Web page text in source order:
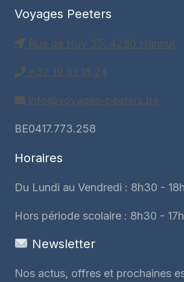
Voyages Peeters
Rue de Huy 35, 4280 Hannut
+32 19 51 16 24
info@voyages-peeters.be
BE0417.773.258
Horaires
Du Lundi au Vendredi : 8h30 - 18h
Hors période scolaire : 8h30 - 17h
Newsletter
Nos actus, offres et prochaines